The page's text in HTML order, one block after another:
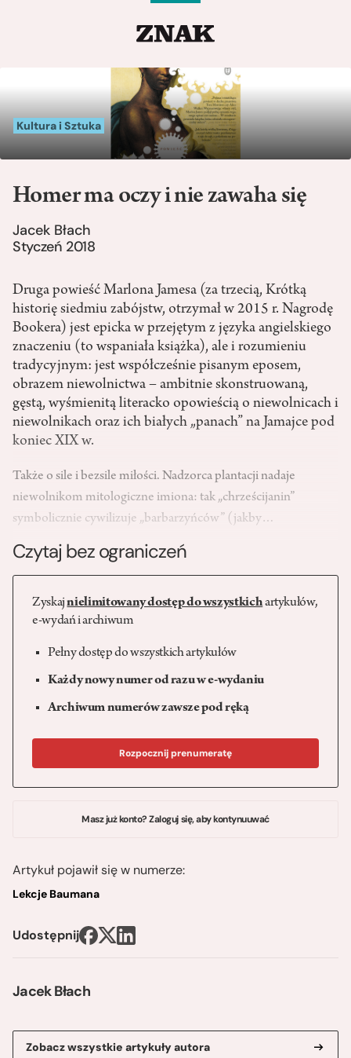
Kultura i Sztuka
Jacek Błach
Zobacz wszystkie artykuły autora
Homer ma oczy i nie zawaha się
Jacek Błach
Styczeń 2018
Druga powieść Marlona Jamesa (za trzecią, Krótką
historię siedmiu zabójstw, otrzymał w 2015 r. Nagrodę
Bookera) jest epicka w przejętym z języka angielskiego
znaczeniu (to wspaniała książka), ale i rozumieniu
tradycyjnym: jest współcześnie pisanym eposem,
obrazem niewolnictwa – ambitnie skonstruowaną,
gęstą, wyśmienitą literacko opowieścią o niewolnicach i
niewolnikach oraz ich białych „panach” na Jamajce pod
koniec XIX w.
Także o sile i bezsile miłości. Nadzorca plantacji nadaje
niewolnikom mitologiczne imiona: tak „chrześcijanin”
symbolicznie cywilizuje „barbarzyńców” (jakby…
Czytaj bez ograniczeń
Zyskajnielimitowany dostęp do wszystkichartykułów,
e-wydań i archiwum
Pełny dostęp do wszystkich artykułów
Każdy nowy numer od razu w e-wydaniu
Archiwum numerów zawsze pod ręką
Rozpocznij prenumeratę
Masz już konto? Zaloguj się, aby kontynuuwać
Artykuł pojawił się w numerze:
Lekcje Baumana
Udostępnij